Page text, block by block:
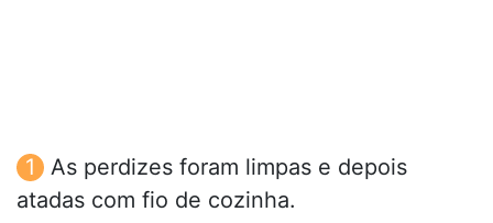
As perdizes foram limpas e depois
atadas com fio de cozinha.